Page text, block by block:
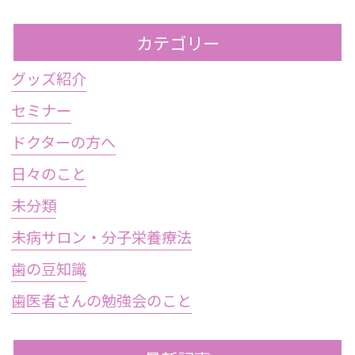
カテゴリー
グッズ紹介
セミナー
ドクターの方へ
日々のこと
未分類
未病サロン・分子栄養療法
歯の豆知識
歯医者さんの勉強会のこと